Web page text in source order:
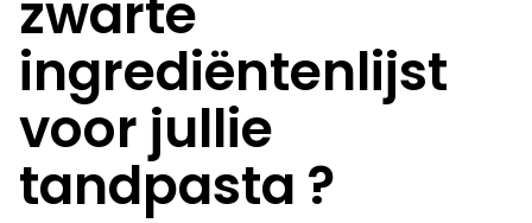
zwarte
ingrediëntenlijst
voor jullie
tandpasta ?